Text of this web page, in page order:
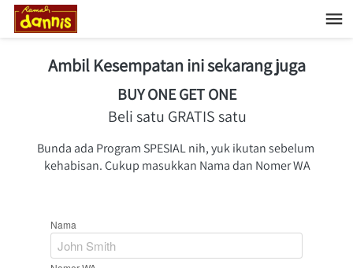
Ambil Kesempatan ini sekarang juga
BUY ONE GET ONE
Beli satu GRATIS satu
Bunda ada Program SPESIAL nih, yuk ikutan sebelum
kehabisan. Cukup masukkan Nama dan Nomer WA
Nama